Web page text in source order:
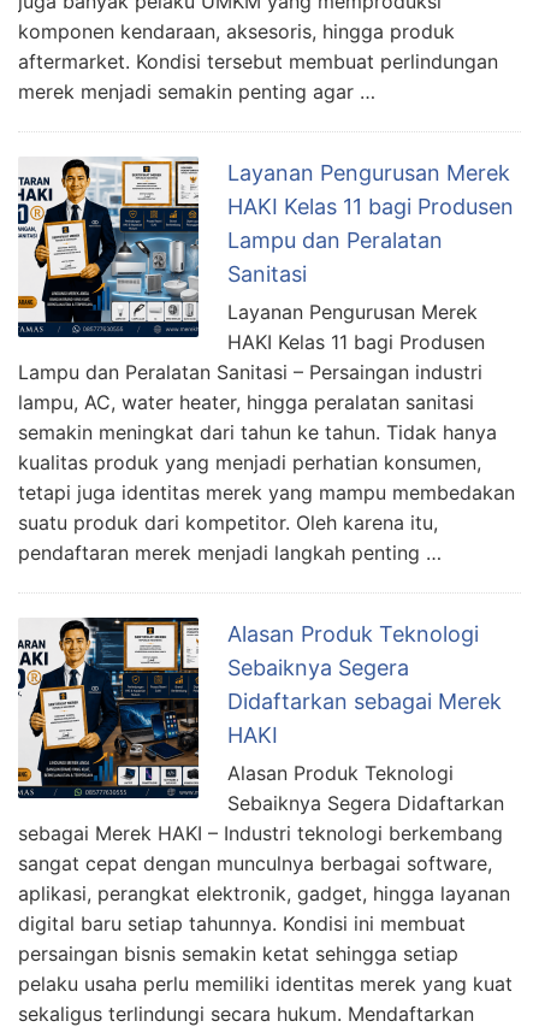
komponen kendaraan, aksesoris, hingga produk
aftermarket. Kondisi tersebut membuat perlindungan
merek menjadi semakin penting agar …
Layanan Pengurusan Merek
HAKI Kelas 11 bagi Produsen
Lampu dan Peralatan
Sanitasi
Layanan Pengurusan Merek
HAKI Kelas 11 bagi Produsen
Lampu dan Peralatan Sanitasi – Persaingan industri
lampu, AC, water heater, hingga peralatan sanitasi
semakin meningkat dari tahun ke tahun. Tidak hanya
kualitas produk yang menjadi perhatian konsumen,
tetapi juga identitas merek yang mampu membedakan
suatu produk dari kompetitor. Oleh karena itu,
pendaftaran merek menjadi langkah penting …
Alasan Produk Teknologi
Sebaiknya Segera
Didaftarkan sebagai Merek
HAKI
Alasan Produk Teknologi
Sebaiknya Segera Didaftarkan
sebagai Merek HAKI – Industri teknologi berkembang
sangat cepat dengan munculnya berbagai software,
aplikasi, perangkat elektronik, gadget, hingga layanan
digital baru setiap tahunnya. Kondisi ini membuat
persaingan bisnis semakin ketat sehingga setiap
pelaku usaha perlu memiliki identitas merek yang kuat
sekaligus terlindungi secara hukum. Mendaftarkan